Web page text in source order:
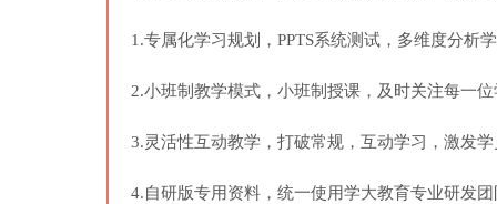
1.专属化学习规划，PPTS系统测试，多维度分析
2.小班制教学模式，小班制授课，及时关注每一
3.灵活性互动教学，打破常规，互动学习，激发
4.自研版专用资料，统一使用学大教育专业研发